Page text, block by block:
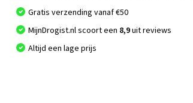
Gratis verzending vanaf €50
MijnDrogist.nl scoort een 8,9uit reviews
Altijd een lage prijs